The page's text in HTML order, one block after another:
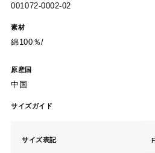
001072-0002-02
素材
綿100％/
原産国
中国
サイズガイド
サイズ表記 F